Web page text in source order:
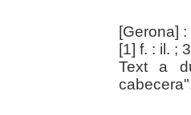
[Gerona]
[1] f. : il. ;
Text a